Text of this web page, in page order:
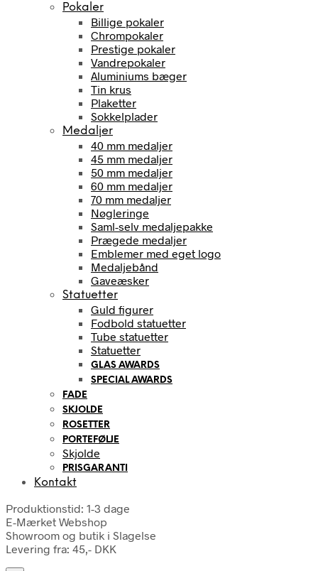
Pokaler
Billige pokaler
Chrompokaler
Prestige pokaler
Vandrepokaler
Aluminiums bæger
Tin krus
Plaketter
Sokkelplader
Medaljer
40 mm medaljer
45 mm medaljer
50 mm medaljer
60 mm medaljer
70 mm medaljer
Nøgleringe
Saml-selv medaljepakke
Prægede medaljer
Emblemer med eget logo
Medaljebånd
Gaveæsker
Statuetter
Guld figurer
Fodbold statuetter
Tube statuetter
Statuetter
GLAS AWARDS
SPECIAL AWARDS
FADE
SKJOLDE
ROSETTER
PORTEFØLJE
Skjolde
PRISGARANTI
Kontakt
Produktionstid: 1-3 dage
E-Mærket Webshop
Showroom og butik i Slagelse
Levering fra: 45,- DKK